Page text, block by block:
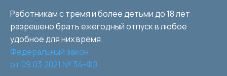
Работникам с тремя и более детьми до 18 лет
разрешено брать ежегодный отпуск в любое
удобное для них время.
Федеральный закон
от 09.03.2021 № 34-ФЗ